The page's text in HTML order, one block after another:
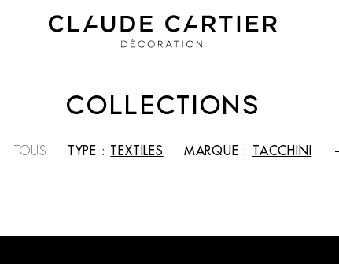
COLLECTIONS
TOUS TYPE : TEXTILES MARQUE : TACCHINI